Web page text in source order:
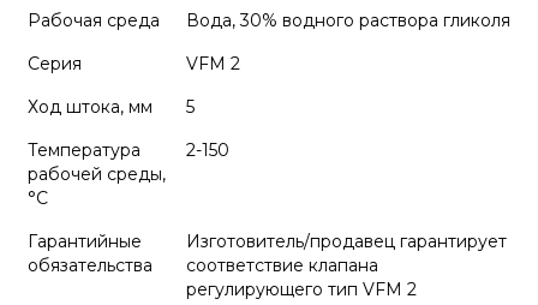
Рабочая среда
Вода, 30% водного раствора гликоля
Серия
VFM 2
Ход штока, мм
5
Температура
рабочей среды,
°С
2-150
Гарантийные
обязательства
Изготовитель/продавец гарантирует
соответствие клапана
регулирующего тип VFM 2